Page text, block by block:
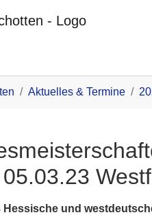
Aktuelles & Termine
Hessische und